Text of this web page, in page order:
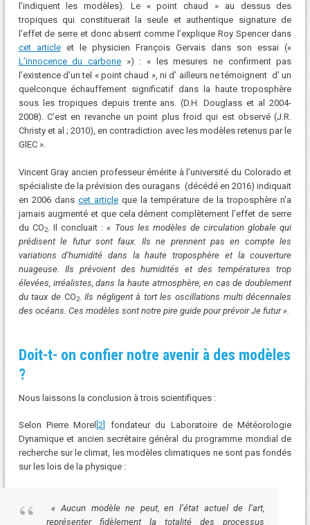
l’indiquent les modèles). Le « point chaud » au dessus des
tropiques qui constituerait la seule et authentique signature de
l’effet de serre et donc absent comme l’explique Roy Spencer dans
cet articleet le physicien François Gervais dans son essai («
L’innocence du carbone ») : « les mesures ne confirment pas
l’existence d’un tel « point chaud », ni d’ ailleurs ne témoignent d’ un
quelconque échauffement significatif dans la haute troposphère
sous les tropiques depuis trente ans. (D.H. Douglass et al 2004-
2008). C’est en revanche un point plus froid qui est observé (J.R.
Christy et al ; 2010), en contradiction avec les modèles retenus par le
GlEC ».
Vincent Gray ancien professeur émérite à l’université du Colorado et
spécialiste de la prévision des ouragans (décédé en 2016) indiquait
en 2006 dans cet articleque la température de la troposphère n’a
jamais augmenté et que cela dément complètement l’effet de serre
du CO2. Il concluait :« Tous les modèles de circulation globale qui
prédisent le futur sont faux. Ils ne prennent pas en compte les
variations d’humidité dans la haute troposphère et la couverture
nuageuse. Ils prévoient des humidités et des températures trop
élevées, irréalistes, dans la haute atmosphère, en cas de doublement
du taux de CO2. Ils négligent à tort les oscillations multi décennales
des océans. Ces modèles sont notre pire guide pour prévoir Je futur ».
Doit-t- on confier notre avenir à des modèles
?
Nous laissons la conclusion à trois scientifiques :
Selon Pierre Morel [2]
fondateur du Laboratoire de Météorologie
Dynamique et ancien secrétaire général du programme mondial de
recherche sur le climat, les modèles climatiques ne sont pas fondés
sur les lois de la physique :
« Aucun modèle ne peut, en l’état actuel de l’art,
représenter fidèlement la totalité des processus